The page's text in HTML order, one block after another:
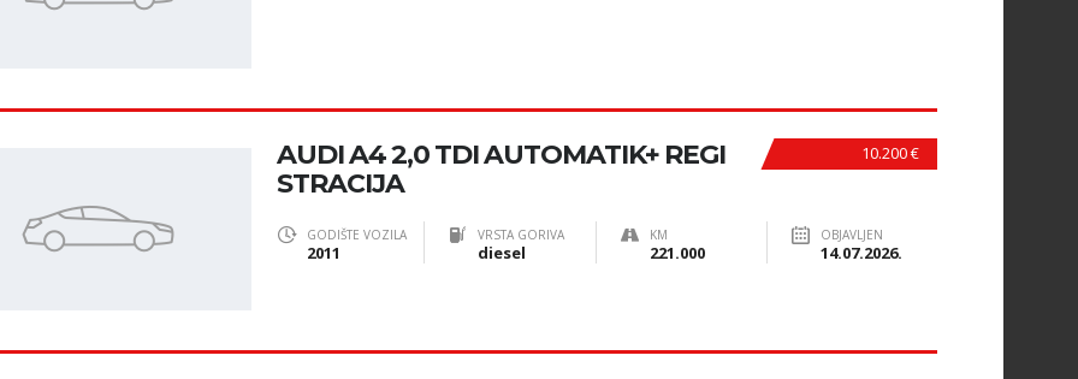
10.200 €
AUDI A4 2,0 TDI AUTOMATIK+ REGI
STRACIJA
GODIŠTE VOZILA
2011
VRSTA GORIVA
diesel
KM
221.000
OBJAVLJEN
14.07.2026.